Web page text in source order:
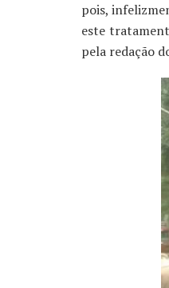
pois,
este
pela redação